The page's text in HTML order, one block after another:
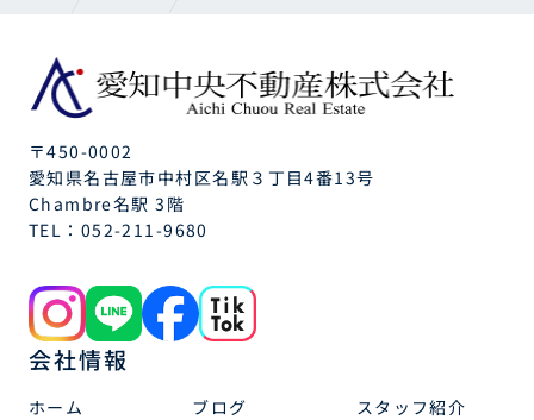
〒450-0002
愛知県名古屋市中村区名駅３丁目4番13号
Chambre名駅 3階
TEL： 052-211-9680
会社情報
ホーム ブログ
スタッフ紹介